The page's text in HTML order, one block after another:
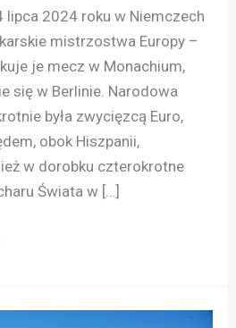
lipca 2024 roku w Niemczech
mistrzostwa Europy –
je mecz w Monachium,
się w Berlinie. Narodowa
była zwycięzcą Euro,
obok Hiszpanii,
w dorobku czterokrotne
Świata w […]